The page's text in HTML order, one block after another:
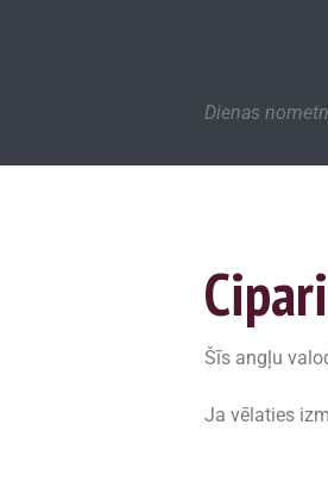
Dienas
Šīs angļu
Ja vēlaties